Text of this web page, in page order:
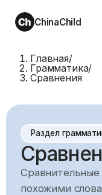
ChinaChild
Главная/
Грамматика/
Сравнения
Раздел
Сравнительные
похожими